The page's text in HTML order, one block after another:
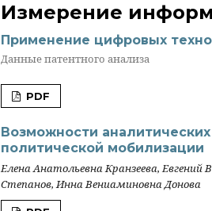
Измерение
Применение цифровых
Данные патентного анализа
PDF
Возможности
политической мобилизации
Елена Анатольевна Кранзеева,
Степанов, Инна Вениаминовна Донова